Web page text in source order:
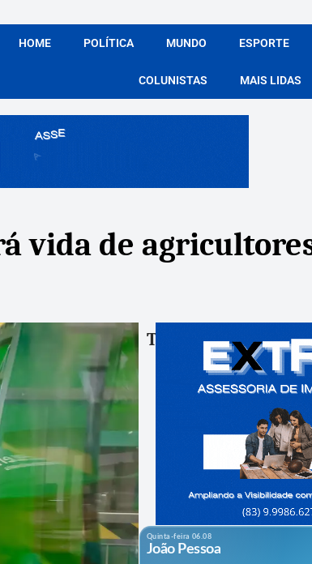
HOME POLÍTICA MUNDO ESPORTE
COLUNISTAS MAIS LIDAS
vida de
Tags:Compartile: